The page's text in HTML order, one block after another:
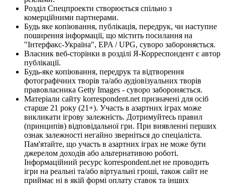
Розділ Спецпроекти створюється спільно з
комерційними партнерами.
Будь яке копіювання, публікація, передрук, чи наступне
поширення інформації, що містить посилання на
"Інтерфакс-Україна", EPA / UPG, суворо забороняється.
Власник веб-сторінки в розділі Я-Корреспондент є автор
публікації.
Будь-яке копіювання, передрук та відтворення
фотографічних творів та/або аудіовізуальних творів
правовласника Getty Images - суворо забороняється.
Матеріали сайту korrespondent.net призначені для осіб
старше 21 року (21+). Участь в азартних іграх може
викликати ігрову залежність. Дотримуйтесь правил
(принципів) відповідальної гри. При виявленні перших
ознак залежності негайно зверніться до спеціаліста.
Пам'ятайте, що участь в азартних іграх не може бути
джерелом доходів або альтернативою роботі.
Інформаційний ресурс korrespondent.net не проводить
ігри на реальні та/або віртуальні гроші, також сайт не
приймає ні в якій формі оплату ставок та інших